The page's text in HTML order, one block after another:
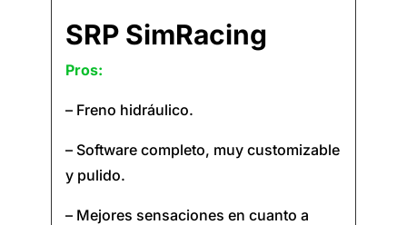
SRP SimRacing
Pros:
– Freno hidráulico.
– Software completo, muy customizable
y pulido.
– Mejores sensaciones en cuanto a